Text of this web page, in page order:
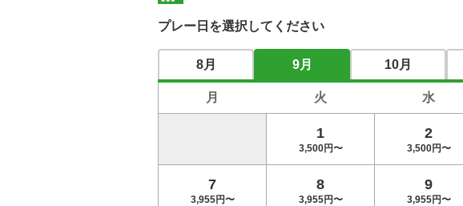
プレー日を選択してください
8月 9月 10月
月 火 水
1
3,500円〜
2
3,500円〜
7
3,955円〜
8
3,955円〜
9
3,955円〜